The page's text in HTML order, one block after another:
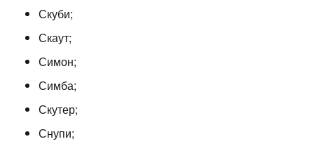
Скуби;
Скаут;
Симон;
Симба;
Скутер;
Снупи;